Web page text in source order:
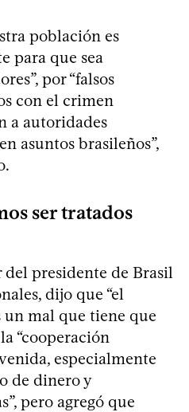
población es
para que sea
por “falsos
con el crimen
a autoridades
asuntos brasileños”,
ser tratados
del presidente de Brasil
dijo que “el
mal que tiene que
“cooperación
especialmente
de dinero y
pero agregó que